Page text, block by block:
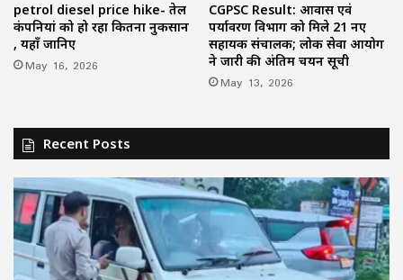
petrol diesel price hike- तेल
कंपनियां को हो रहा कितना नुकसान
, यहाँ जानिए
May 16, 2026
CGPSC Result: आवास एवं
पर्यावरण विभाग को मिले 21 नए
सहायक संचालक; लोक सेवा आयोग
ने जारी की अंतिम चयन सूची
May 13, 2026
Recent Posts